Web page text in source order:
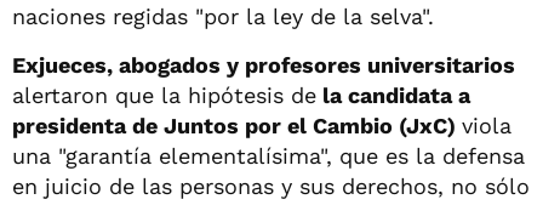
naciones regidas "por la ley de la selva".
Exjueces, abogados y profesores universitarios
alertaron que la hipótesis de la candidata a
presidenta de Juntos por el Cambio (JxC) viola
una "garantía elementalísima", que es la defensa
en juicio de las personas y sus derechos, no sólo